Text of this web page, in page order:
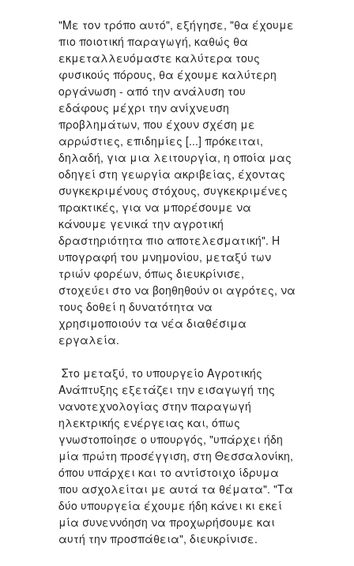
"Με τον τρόπο αυτό", εξήγησε, "θα έχουμε
πιο ποιοτική παραγωγή, καθώς θα
εκμεταλλευόμαστε καλύτερα τους
φυσικούς πόρους, θα έχουμε καλύτερη
οργάνωση - από την ανάλυση του
εδάφους μέχρι την ανίχνευση
προβλημάτων, που έχουν σχέση με
αρρώστιες, επιδημίες [...] πρόκειται,
δηλαδή, για μια λειτουργία, η οποία μας
οδηγεί στη γεωργία ακριβείας, έχοντας
συγκεκριμένους στόχους, συγκεκριμένες
πρακτικές, για να μπορέσουμε να
κάνουμε γενικά την αγροτική
δραστηριότητα πιο αποτελεσματική". Η
υπογραφή του μνημονίου, μεταξύ των
τριών φορέων, όπως διευκρίνισε,
στοχεύει στο να βοηθηθούν οι αγρότες, να
τους δοθεί η δυνατότητα να
χρησιμοποιούν τα νέα διαθέσιμα
εργαλεία.
Στο μεταξύ, το υπουργείο Αγροτικής
Ανάπτυξης εξετάζει την εισαγωγή της
νανοτεχνολογίας στην παραγωγή
ηλεκτρικής ενέργειας και, όπως
γνωστοποίησε ο υπουργός, "υπάρχει ήδη
μία πρώτη προσέγγιση, στη Θεσσαλονίκη,
όπου υπάρχει και το αντίστοιχο ίδρυμα
που ασχολείται με αυτά τα θέματα". "Τα
δύο υπουργεία έχουμε ήδη κάνει κι εκεί
μία συνεννόηση να προχωρήσουμε και
αυτή την προσπάθεια", διευκρίνισε.